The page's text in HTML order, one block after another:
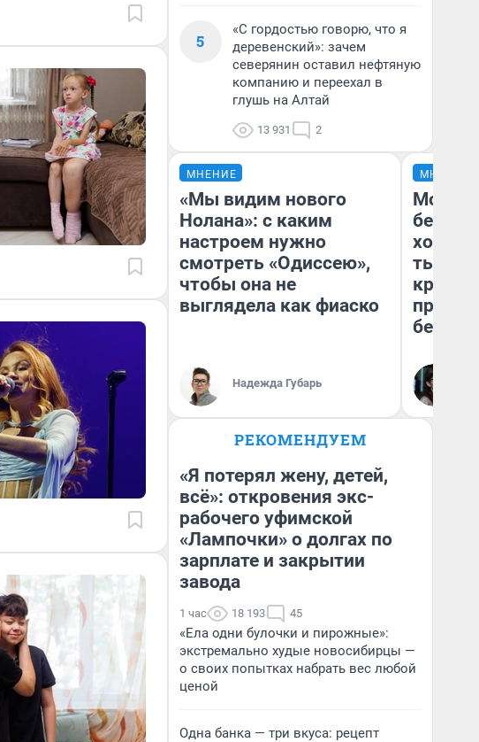
5
«С гордостью говорю, что я
деревенский»: зачем
северянин оставил нефтяную
компанию и переехал в
глушь на Алтай
13 931 2
МНЕНИЕ
«Мы видим нового
Нолана»: с каким
настроем нужно
смотреть «Одиссею»,
чтобы она не
выглядела как фиаско
Надежда Губарь
МНЕНИЕ
Мой
хотела
тысяч,
РЕКОМЕНДУЕМ
«Я потерял жену, детей,
всё»: откровения экс-
рабочего уфимской
«Лампочки» о долгах по
зарплате и закрытии
завода
1 час 18 193 45
«Ела одни булочки и пирожные»:
экстремально худые новосибирцы —
о своих попытках набрать вес любой
ценой
Одна банка — три вкуса: рецепт